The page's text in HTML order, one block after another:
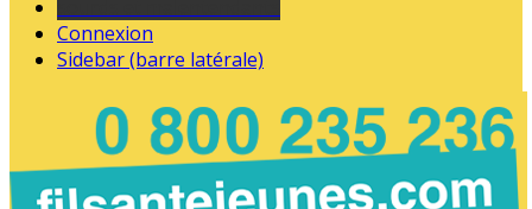
Connexion
Sidebar (barre latérale)